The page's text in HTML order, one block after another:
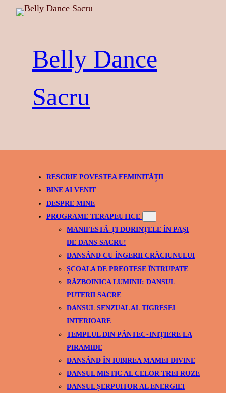
Belly Dance
Sacru
RESCRIE POVESTEA FEMINITĂȚII
BINE AI VENIT
DESPRE MINE
PROGRAME TERAPEUTICE
MANIFESTĂ-ȚI DORINȚELE ÎN PAȘI
DE DANS SACRU!
DANSÂND CU ÎNGERII CRĂCIUNULUI
ȘCOALA DE PREOTESE ÎNTRUPATE
RĂZBOINICA LUMINII: DANSUL
PUTERII SACRE
DANSUL SENZUAL AL TIGRESEI
INTERIOARE
TEMPLUL DIN PÂNTEC~INIȚIERE LA
PIRAMIDE
DANSÂND ÎN IUBIREA MAMEI DIVINE
DANSUL MISTIC AL CELOR TREI ROZE
DANSUL ȘERPUITOR AL ENERGIEI